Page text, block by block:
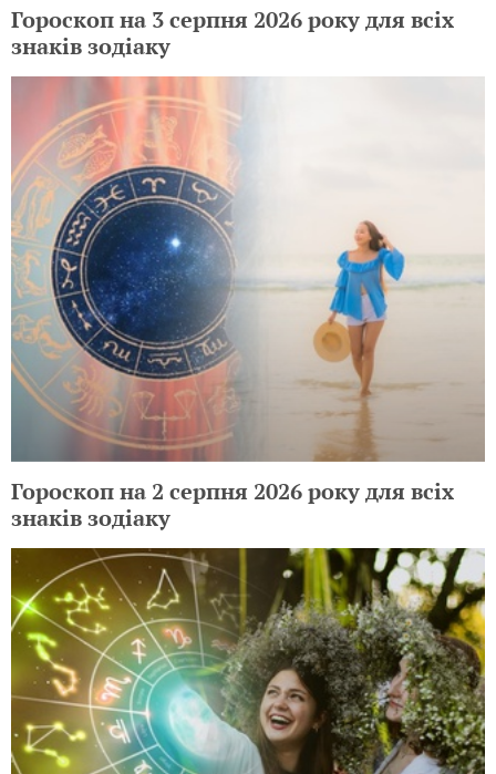
Гороскоп на 3 серпня 2026 року для всіх
знаків зодіаку
Гороскоп на 2 серпня 2026 року для всіх
знаків зодіаку